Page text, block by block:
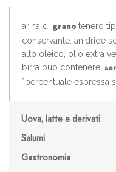
Uova, latte e derivati
Salumi
Gastronomia
arina di granotenero
conservante: anidride
alto oleico, olio extra
birra può contenere:
*percentuale espressa